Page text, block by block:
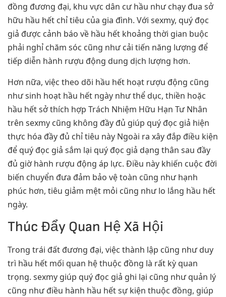
đồng đương đại, khu vực dân cư hầu như chạy đua sở
hữu hầu hết chỉ tiêu của gia đình. Với sexmy, quý đọc
giả được cảnh báo về hầu hết khoảng thời gian buộc
phải nghỉ chăm sóc cũng như cải tiến năng lượng để
tiếp diễn hành rượu động dung dịch lượng hơn.
Hơn nữa, việc theo dõi hầu hết hoạt rượu động cũng
như sinh hoạt hầu hết ngày như thể dục, thiền hoặc
hầu hết sở thích hợp Trách Nhiệm Hữu Hạn Tư Nhân
trên sexmy cũng không đầy đủ giúp quý đọc giả hiện
thực hóa đầy đủ chỉ tiêu này Ngoài ra xây đắp điều kiện
để quý đọc giả sắm lại quý đọc giả dạng thân sau đầy
đủ giờ hành rượu động áp lực. Điều này khiến cuộc đời
biến chuyển đưa đảm bảo vệ toàn cũng như hạnh
phúc hơn, tiêu giảm mệt mỏi cũng như lo lắng hầu hết
ngày.
Thúc Đẩy Quan Hệ Xã Hội
Trong trái đất đương đại, việc thành lập cũng như duy
trì hầu hết mối quan hệ thuộc đồng là rất kỳ quan
trọng. sexmy giúp quý đọc giả ghi lại cũng như quản lý
cũng như điều hành hầu hết sự kiện thuộc đồng, giúp